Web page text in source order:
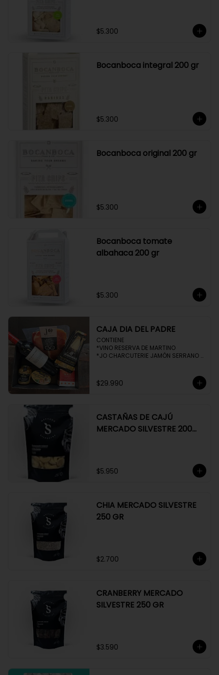
$5.300
Bocanboca integral 200 gr
$5.300
Bocanboca original 200 gr
$5.300
Bocanboca tomate
albahaca 200 gr
$5.300
CAJA DIA DEL PADRE
CONTIENE
*VINO RESERVA DE MARTINO
*JO CHARCUTERIE JAMÓN SERRANO
*HENAFF MOUSSE DE CANARD
*NAT CRACKERS PEQUEÑAS
$29.990
CASTAÑAS DE CAJÚ
MERCADO SILVESTRE 200
$5.950
CHIA MERCADO SILVESTRE
250 GR
$2.700
CRANBERRY MERCADO
SILVESTRE 250 GR
$3.590